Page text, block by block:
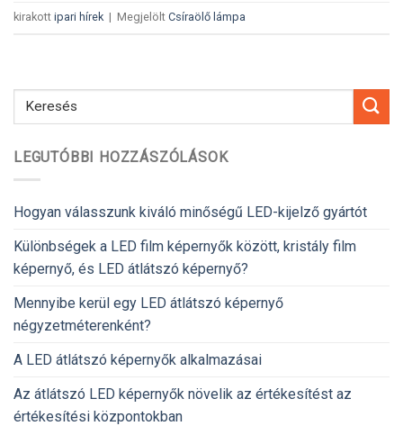
LEGUTÓBBI HOZZÁSZÓLÁSOK
Hogyan válasszunk kiváló minőségű LED-kijelző gyártót
Különbségek a LED film képernyők között, kristály film
képernyő, és LED átlátszó képernyő?
Mennyibe kerül egy LED átlátszó képernyő
négyzetméterenként?
A LED átlátszó képernyők alkalmazásai
Az átlátszó LED képernyők növelik az értékesítést az
értékesítési központokban
kirakott ipari hírek | Megjelölt Csíraölő lámpa